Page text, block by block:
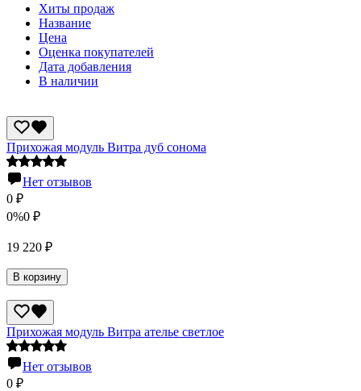
Хиты продаж
Название
Цена
Оценка покупателей
Дата добавления
В наличии
Прихожая модуль Витра дуб сонома
Нет отзывов
0 ₽
0%0 ₽
19 220 ₽
В корзину
Прихожая модуль Витра ателье светлое
Нет отзывов
0 ₽